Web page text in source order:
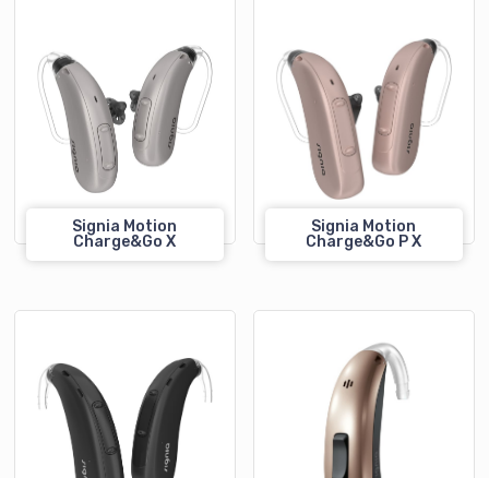
Signia Motion
Charge&Go X
Signia Motion
Charge&Go P X